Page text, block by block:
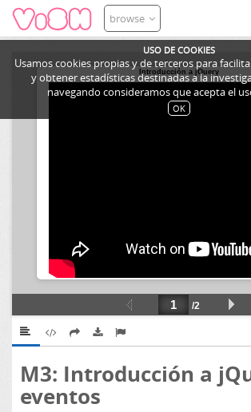
USO DE COOKIES
Usamos cookies propias y de terceros para
y obtener estadísticas destinadas a la
navegando consideramos que acepta el
OK
browse
M3: Introducción a
eventos